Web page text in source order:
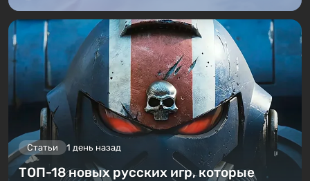
Статьи 1 день назад
ТОП-18 новых русских игр, которые